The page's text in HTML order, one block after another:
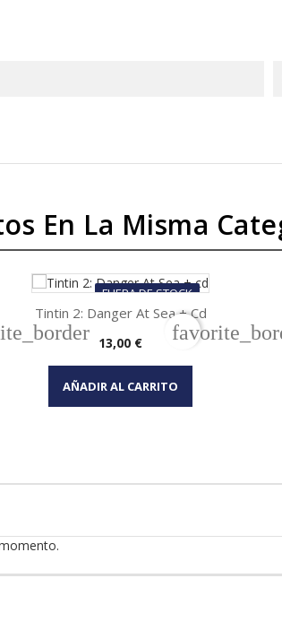
En La Misma
FUERA DE STOCK
Vista rápida
Tintin 2: Danger At Sea + Cd
Precio
13,00 €
AÑADIR AL CARRITO